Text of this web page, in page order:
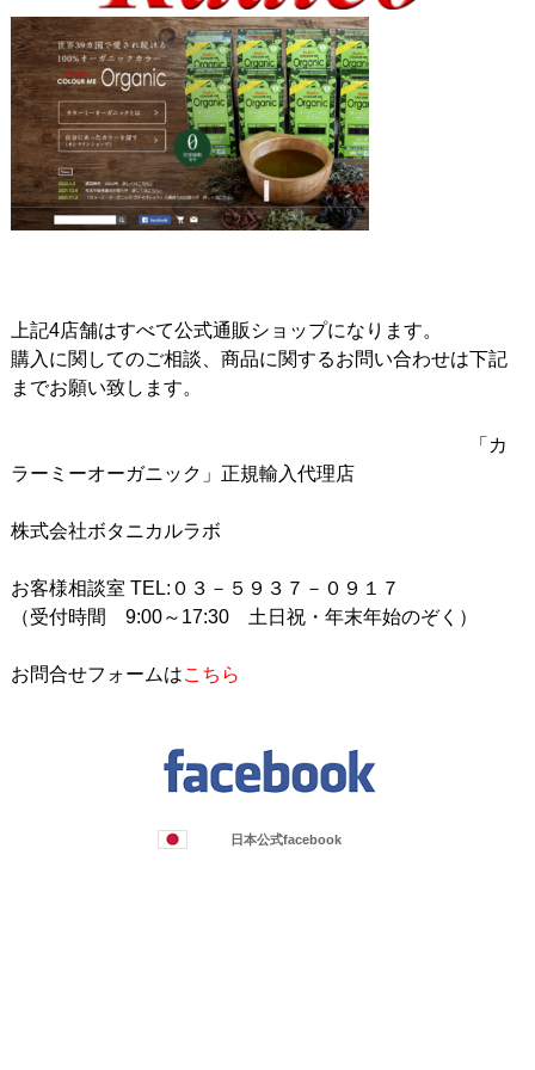
上記4店舗はすべて公式通販ショップになります。
購入に関してのご相談、商品に関するお問い合わせは下記
までお願い致します。
「カ
ラーミーオーガニック」正規輸入代理店
株式会社ボタニカルラボ
お客様相談室 TEL:０３－５９３７－０９１７
（受付時間 9:00～17:30 土日祝・年末年始のぞく）
お問合せフォームはこちら
日本公式facebook